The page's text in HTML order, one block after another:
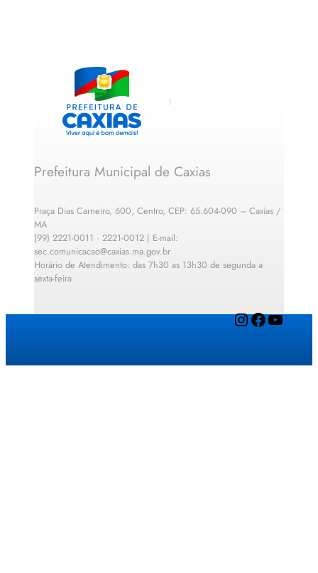
Prefeitura Municipal de Caxias
Praça Dias Carneiro, 600, Centro, CEP: 65.604-090 – Caxias /
MA
(99) 2221-0011 · 2221-0012 | E-mail:
sec.comunicacao@caxias.ma.gov.br
Horário de Atendimento: das 7h30 as 13h30 de segunda a
sexta-feira
InstagramFacebook YouTube